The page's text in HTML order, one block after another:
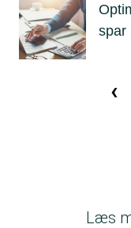
spar
‹
Læs